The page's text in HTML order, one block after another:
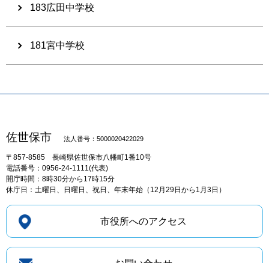
183広田中学校
181宮中学校
佐世保市 法人番号：5000020422029
〒857-8585 長崎県佐世保市八幡町1番10号
電話番号：0956-24-1111(代表)
開庁時間：8時30分から17時15分
休庁日：土曜日、日曜日、祝日、年末年始（12月29日から1月3日）
市役所へのアクセス